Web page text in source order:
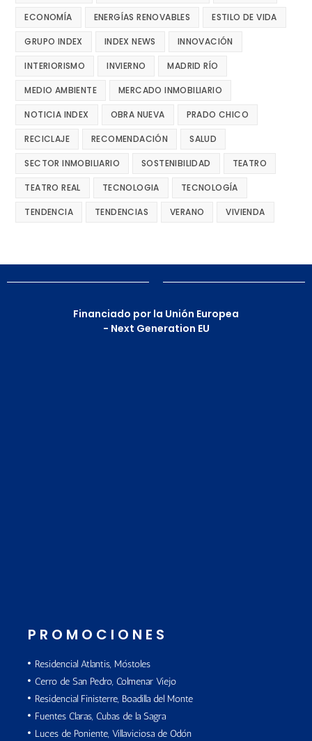
ECONOMÍA ENERGÍAS RENOVABLES ESTILO DE VIDA
GRUPO INDEX INDEX NEWS INNOVACIÓN
INTERIORISMO INVIERNO MADRID RÍO
MEDIO AMBIENTE MERCADO INMOBILIARIO
NOTICIA INDEX OBRA NUEVA PRADO CHICO
RECICLAJE RECOMENDACIÓN SALUD
SECTOR INMOBILIARIO SOSTENIBILIDAD TEATRO
TEATRO REAL TECNOLOGIA TECNOLOGÍA
TENDENCIA TENDENCIAS VERANO VIVIENDA
Financiado por la Unión Europea
- Next Generation EU
PROMOCIONES
Residencial Atlantis, Móstoles
Cerro de San Pedro, Colmenar Viejo
Residencial Finisterre, Boadilla del Monte
Fuentes Claras, Cubas de la Sagra
Luces de Poniente, Villaviciosa de Odón